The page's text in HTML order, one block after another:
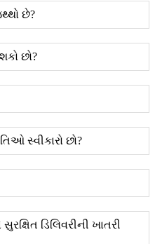
છે?
છો?
સ્વીકારો છો?
ડિલિવરીની ખાતરી